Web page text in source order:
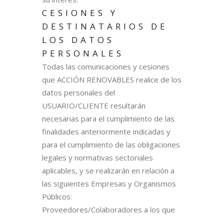
CESIONES Y
DESTINATARIOS DE
LOS DATOS
PERSONALES
Todas las comunicaciones y cesiones
que ACCIÓN RENOVABLES realice de los
datos personales del
USUARIO/CLIENTE resultarán
necesarias para el cumplimiento de las
finalidades anteriormente indicadas y
para el cumplimiento de las obligaciones
legales y normativas sectoriales
aplicables, y se realizarán en relación a
las siguientes Empresas y Organismos
Públicos:
Proveedores/Colaboradores a los que